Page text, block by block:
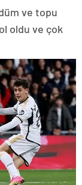
ve topu
oldu ve çok